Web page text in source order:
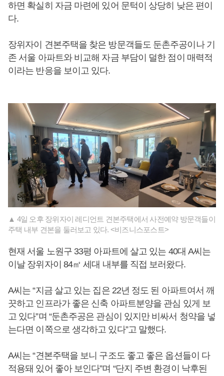
하면 확실히 자금 마련에 있어 문턱이 상당히 낮은 편이
다.
장위자이 견본주택을 찾은 방문객들도 둔촌주공이나 기
존 서울 아파트와 비교해 자금 부담이 덜한 점이 매력적
이라는 반응을 보이고 있다.
▲ 4일 오후 장위자이 레디언트 견본주택에서 사전예약 방문객들이
주택 내부 견본을 둘러보고 있다. <비즈니스포스트>
현재 서울 노원구 33평 아파트에 살고 있는 40대 A씨는
이날 장위자이 84㎡ 세대 내부를 직접 보러왔다.
A씨는 “지금 살고 있는 집은 22년 정도 된 아파트여서 깨
끗하고 인프라가 좋은 신축 아파트분양을 관심 있게 보
고 있다”며 “둔촌주공은 관심이 있지만 비싸서 청약을 넣
는다면 이쪽으로 생각하고 있다”고 말했다.
A씨는 “견본주택을 보니 구조도 좋고 좋은 옵션들이 다
적용돼 있어 좋아 보인다”며 “단지 주변 환경이 낙후된